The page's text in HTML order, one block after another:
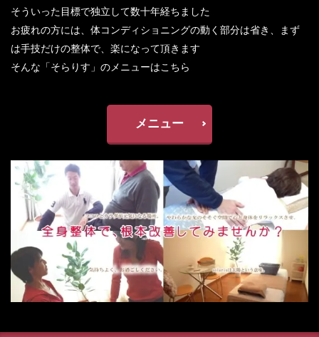
そういった目標で独立して数十年経ちました
お疲れの方には、体コンディショニングの動く部分は省き、まず
は手技だけの整体で、楽になって頂きます
そんな「そらりす」のメニューはこちら
メニュー